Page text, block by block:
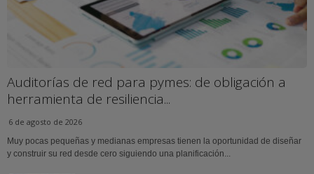
Auditorías de red para pymes: de obligación a
herramienta de resiliencia...
6 de agosto de 2026
Muy pocas pequeñas y medianas empresas tienen la oportunidad de diseñar
y construir su red desde cero siguiendo una planificación...